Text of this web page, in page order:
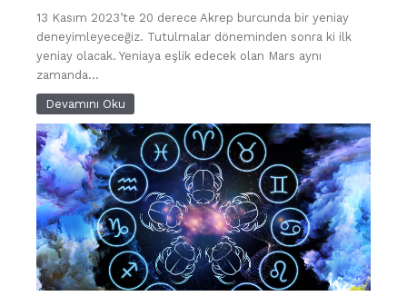
13 Kasım 2023’te 20 derece Akrep burcunda bir yeniay
deneyimleyeceğiz. Tutulmalar döneminden sonra ki ilk
yeniay olacak. Yeniaya eşlik edecek olan Mars aynı
zamanda...
Devamını Oku